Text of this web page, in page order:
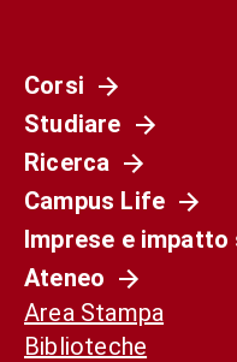
Corsi
Studiare
Ricerca
Campus Life
Imprese e impatto
Ateneo
Area Stampa
Biblioteche